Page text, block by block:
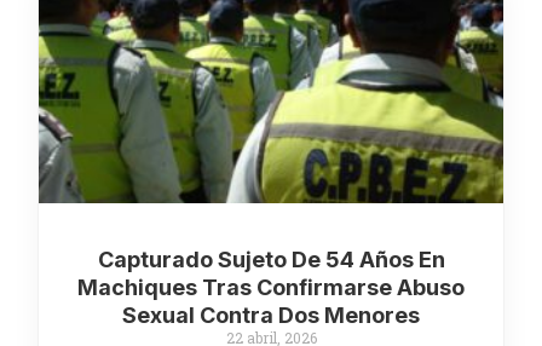
Capturado Sujeto De 54 Años En
Machiques Tras Confirmarse Abuso
Sexual Contra Dos Menores
22 abril, 2026